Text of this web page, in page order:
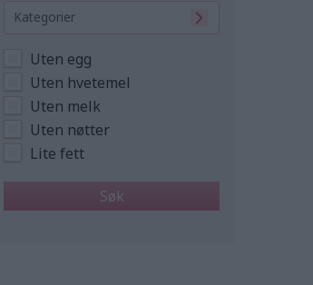
Kategorier
Uten egg
Uten hvetemel
Uten melk
Uten nøtter
Lite fett